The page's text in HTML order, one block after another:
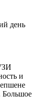
день
и
Большое